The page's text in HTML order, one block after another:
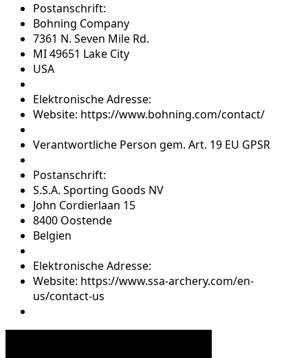
Postanschrift:
Bohning Company
7361 N. Seven Mile Rd.
MI 49651 Lake City
USA
Elektronische Adresse:
Website: https://www.bohning.com/contact/
Verantwortliche Person gem. Art. 19 EU GPSR
Postanschrift:
S.S.A. Sporting Goods NV
John Cordierlaan 15
8400 Oostende
Belgien
Elektronische Adresse:
Website: https://www.ssa-archery.com/en-
us/contact-us